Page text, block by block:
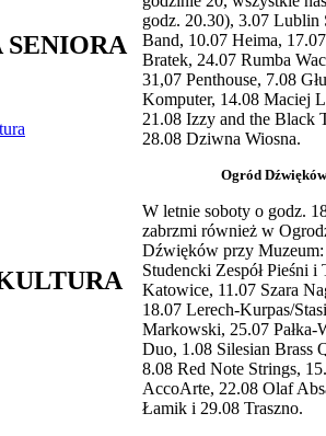
godz. 20.30), 3.07 Lublin
Band, 10.07 Heima,
Bratek, 24.07 Rumba
31,07 Penthouse, 7.08
Komputer, 14.08 Maciej
21.08 Izzy and the Black
28.08 Dziwna Wiosna.
Ogród Dźwięków
W letnie soboty o godz.
zabrzmi również w
Dźwięków przy
Studencki Zespół Pieśni i
Katowice, 11.07 Szara
18.07 Lerech-Kurpas/
Markowski, 25.07 Pałka-
Duo, 1.08 Silesian Brass
8.08 Red Note Strings,
AccoArte, 22.08 Olaf
Łamik i 29.08 Traszno.